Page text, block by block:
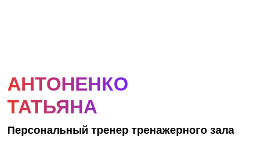
АНТОНЕНКО
ТАТЬЯНА
Персональный тренер тренажерного зала